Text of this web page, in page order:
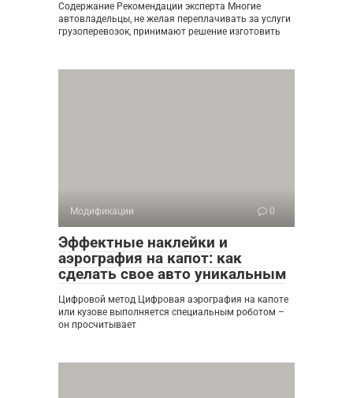
Содержание Рекомендации эксперта Многие
автовладельцы, не желая переплачивать за услуги
грузоперевозок, принимают решение изготовить
Модификации 0
Эффектные наклейки и
аэрография на капот: как
сделать свое авто уникальным
Цифровой метод Цифровая аэрография на капоте
или кузове выполняется специальным роботом –
он просчитывает